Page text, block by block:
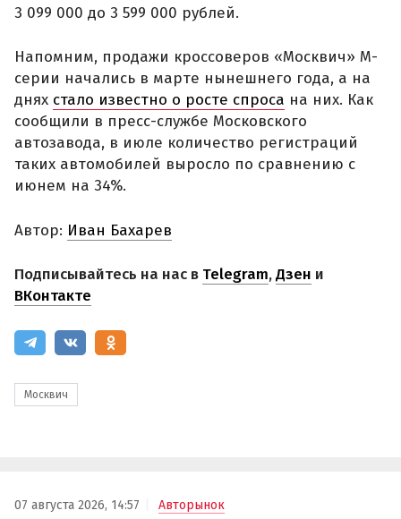
3 099 000 до 3 599 000 рублей.
Напомним, продажи кроссоверов «Москвич» М-
серии начались в марте нынешнего года, а на
днях стало известно о росте спроса на них. Как
сообщили в пресс-службе Московского
автозавода, в июле количество регистраций
таких автомобилей выросло по сравнению с
июнем на 34%.
Автор: Иван Бахарев
Подписывайтесь на нас в Telegram,Дзен и
ВКонтакте
Москвич
07 августа 2026, 14:57 Авторынок